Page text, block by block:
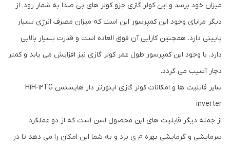
میزان خود برسد و این کولر گازی جزو کولر های بی صدا به شمار رود. از
دیگر مزایای وجود این کمپرسور این است که میزان مصرف انرژی بسیار
پایینی دارد. همچنین کارایی آن فوق العاده است و قدرت بسیار بالایی
دارد. با وجود این کمپرسور طول عمر کولر گازی نیز افزایش می یابد و کمتر
دچار آسیب می گردد.
سایر قابلیت ها و امکانات کولر گازی اینورتر دار هایسنس HiH-12TG
inverter
از جمله دیگر قابلیت های این محصول اسن است که از دو عملکرد
سرمایشی و گرمایشی بهره م ی برد و به شما این امکان را می دهد تا در